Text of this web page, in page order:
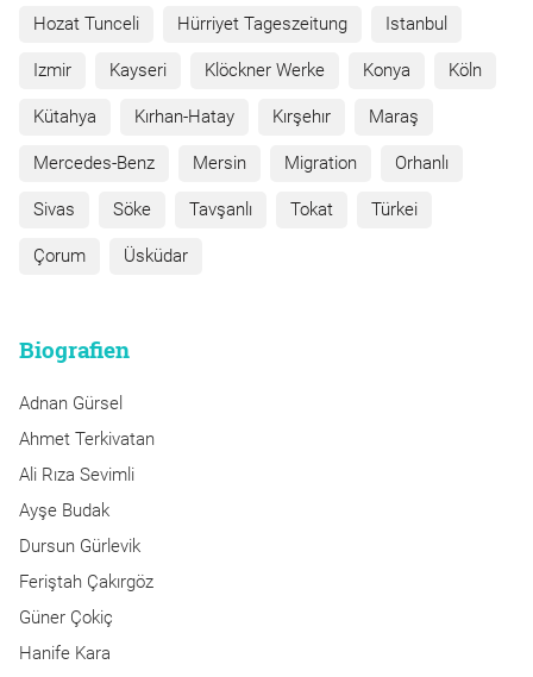
Hozat Tunceli Hürriyet Tageszeitung Istanbul
Izmir Kayseri Klöckner Werke Konya Köln
Kütahya Kırhan-Hatay Kırşehır Maraş
Mercedes-Benz Mersin Migration Orhanlı
Sivas Söke Tavşanlı Tokat Türkei
Çorum Üsküdar
Biografien
Adnan Gürsel
Ahmet Terkivatan
Ali Rıza Sevimli
Ayşe Budak
Dursun Gürlevik
Feriştah Çakırgöz
Güner Çokiç
Hanife Kara